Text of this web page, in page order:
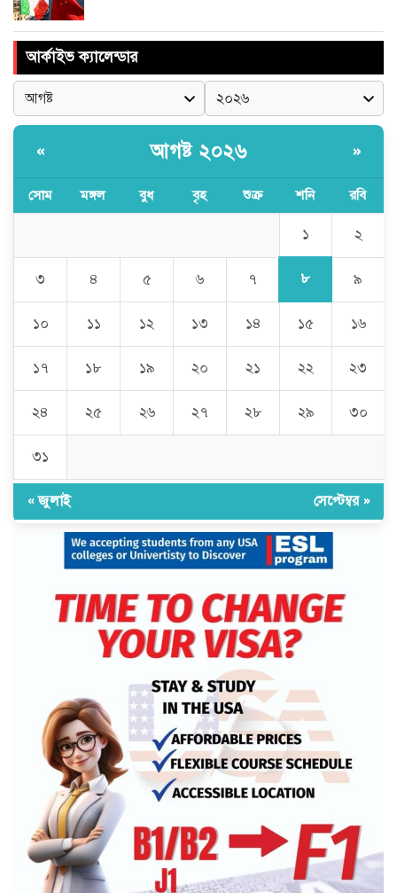
আর্কাইভ ক্যালেন্ডার
« আগষ্ট ২০২৬ »
সোম মঙ্গল বুধ বৃহ শুক্র শনি রবি
১ ২
৩ ৪ ৫ ৬ ৭ ৮ ৯
১০ ১১ ১২ ১৩ ১৪ ১৫ ১৬
১৭ ১৮ ১৯ ২০ ২১ ২২ ২৩
২৪ ২৫ ২৬ ২৭ ২৮ ২৯ ৩০
৩১
« জুলাই সেপ্টেম্বর »